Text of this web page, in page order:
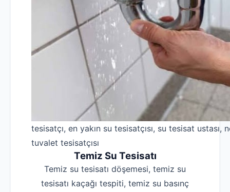
tesisatçı, en yakın su tesisatçısı, su tesisat
tuvalet tesisatçısı
Temiz Su Tesisatı
Temiz su tesisatı döşemesi, temiz su
tesisatı kaçağı tespiti, temiz su basınç